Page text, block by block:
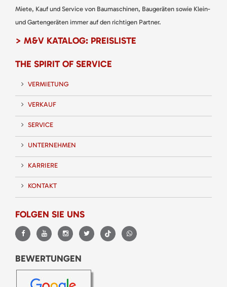
Miete, Kauf und Service von Baumaschinen, Baugeräten sowie Klein-
und Gartengeräten immer auf den richtigen Partner.
> M&V KATALOG: PREISLISTE
THE SPIRIT OF SERVICE
VERMIETUNG
VERKAUF
SERVICE
UNTERNEHMEN
KARRIERE
KONTAKT
FOLGEN SIE UNS
BEWERTUNGEN